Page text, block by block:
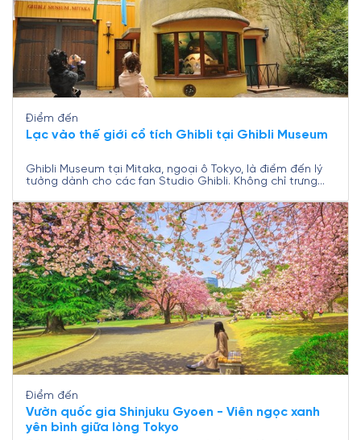
Điểm đến
Lạc vào thế giới cổ tích Ghibli tại Ghibli Museum
Ghibli Museum tại Mitaka, ngoại ô Tokyo, là điểm đến lý
tưởng dành cho các fan Studio Ghibli. Không chỉ trưng
không gian kỳ diệu đưa du khách bước vào thế giới
tưởng tượng của những bộ phim hoạt hình kinh điển. Bài
viết sẽ giúp bạn tìm hiểu và chuẩn bị cho hành trình
khám phá điểm đến đặc biệt này cùng Nam A Travel.
Điểm đến
Vườn quốc gia Shinjuku Gyoen - Viên ngọc xanh
yên bình giữa lòng Tokyo